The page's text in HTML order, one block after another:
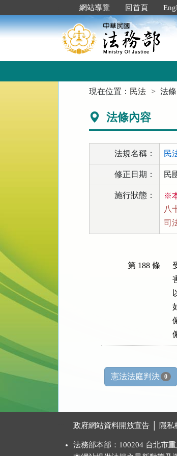
到
主
要
網站導覽 回首頁
現在位置： 民法 法
法條內容
法規名稱： 民
修正日期： 民
施行狀態：
※
八
司
第 188 條
憲法法庭判決 0
政府網站資料開放宣告 隱私
法務部本部：100204 台北市